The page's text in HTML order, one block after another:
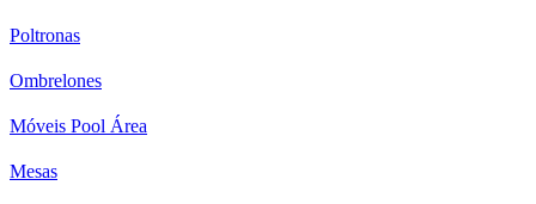
Poltronas
Ombrelones
Móveis Pool Área
Mesas